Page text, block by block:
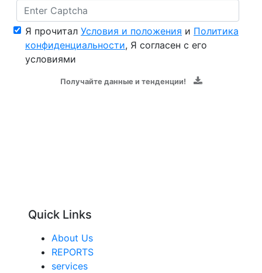
Я прочитал Условия и положения и Политика
конфиденциальности, Я согласен с его
условиями
Получайте данные и тенденции!
Quick Links
About Us
REPORTS
services